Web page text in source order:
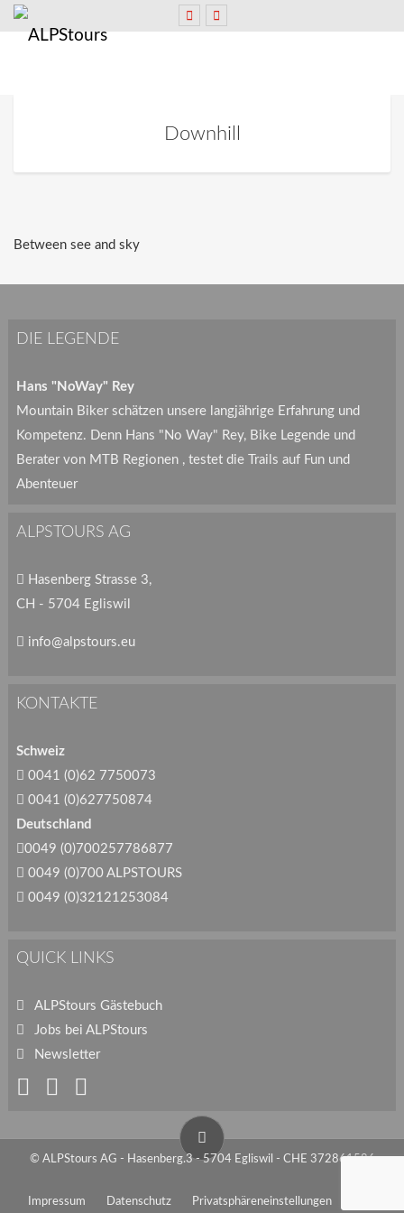
Downhill
Between see and sky
DIE LEGENDE
Hans "NoWay" Rey
Mountain Biker schätzen unsere langjährige Erfahrung und
Kompetenz. Denn Hans "No Way" Rey, Bike Legende und
Berater von MTB Regionen , testet die Trails auf Fun und
Abenteuer
ALPSTOURS AG
Hasenberg Strasse 3,
CH - 5704 Egliswil
info@alpstours.eu
KONTAKTE
Schweiz
0041 (0)62 7750073
0041 (0)627750874
Deutschland
0049 (0)700257786877
0049 (0)700 ALPSTOURS
0049 (0)32121253084
QUICK LINKS
ALPStours Gästebuch
Jobs bei ALPStours
Newsletter
© ALPStours AG - Hasenberg.3 - 5704 Egliswil - CHE 372861586
Impressum Datenschutz Privatsphäreneinstellungen